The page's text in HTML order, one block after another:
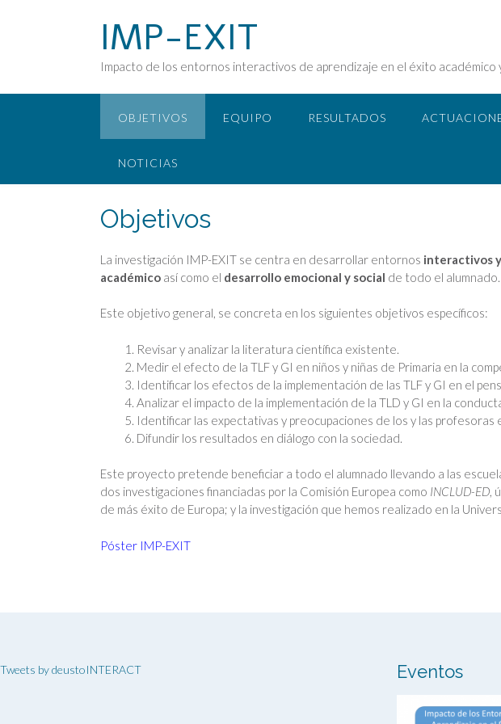
IMP-EXIT
Impacto de los entornos interactivos de aprendizaje en el éxito académico
OBJETIVOS EQUIPO RESULTADOS
NOTICIAS
Objetivos
La investigación IMP-EXIT se centra en desarrollar entornos interactivos
académico así como el desarrollo emocional y social de todo el alumnado.
Este objetivo general, se concreta en los siguientes objetivos específicos:
Revisar y analizar la literatura científica existente.
Medir el efecto de la TLF y GI en niños y niñas de Primaria en la
Identificar los efectos de la implementación de las TLF y GI en el
Analizar el impacto de la implementación de la TLD y GI en la
Identificar las expectativas y preocupaciones de los y las profesoras
Difundir los resultados en diálogo con la sociedad.
Este proyecto pretende beneficiar a todo el alumnado llevando a las
dos investigaciones financiadas por la Comisión Europea como INCLUD-ED,
de más éxito de Europa; y la investigación que hemos realizado en la
Póster IMP-EXIT
Tweets by deustoINTERACT Eventos